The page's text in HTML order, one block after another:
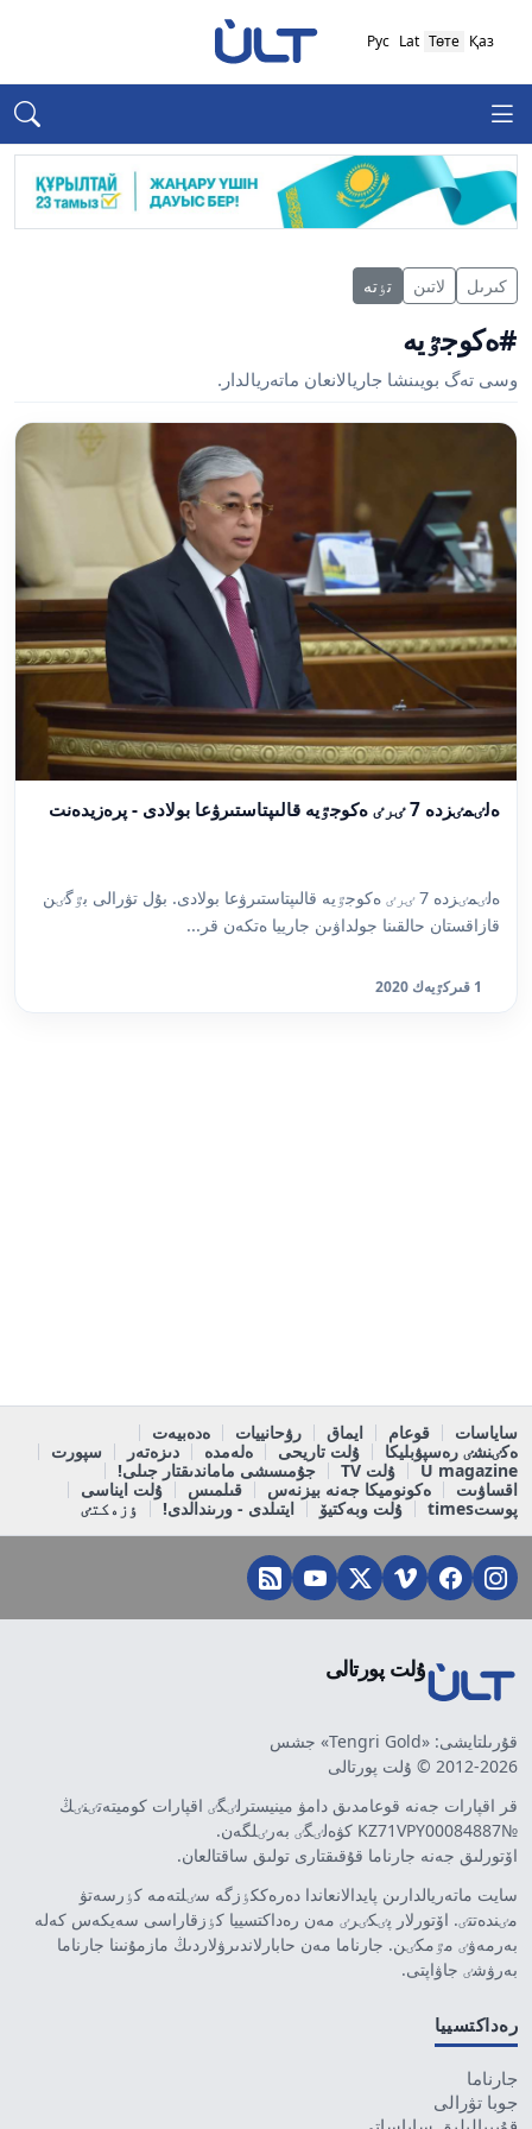
Қаз
Төте
Lat
Рус
كىرىل لاتىن تٶتە
#ەكوجٷيە
وسى تەگ بويىنشا جاريالانعان ماتەريالدار.
ەلٸمٸزدە 7 ٸرٸ ەكوجٷيە قالىپتاستىرۋعا بولادى - پرەزيدەنت
ەلٸمٸزدە 7 ٸرٸ ەكوجٷيە قالىپتاستىرۋعا بولادى. بۇل تۋرالى بٷگٸن
قازاقستان حالقىنا جولداۋىن جارييا ەتكەن قر...
1 قىركٷيەك 2020
ساياسات قوعام ايماق رۋحانييات
ەدەبيەت
ەكٸنشٸ رەسپۋبليكا
ۇلت تاريحى ەلەمدە دىزەتەر
سپورت
U magazine
ۇلت TV
جۇمىسشى ماماندىقتار جىلى!
اقساۋىت
ەكونوميكا جەنە بيزنەس قىلمىس
ۇلت ايناسى
پوستtimes
ۇلت وبەكتيۆ ايتىلدى - ورىندالدى! ٶزەكتٸ
ۇلت پورتالى
قۇرىلتايشى: «Tengri Gold» جشس
2012-2026 © ۇلت پورتالى
قر اقپارات جەنە قوعامدىق دامۋ مينيسترلٸگٸ اقپارات كوميتەتٸنٸڭ
№KZ71VPY00084887 كۋەلٸگٸ بەرٸلگەن.
اۆتورلىق جەنە جارناما قۇقىقتارى تولىق ساقتالعان.
سايت ماتەريالدارىن پايدالانعاندا دەرەككٶزگە سٸلتەمە كٶرسەتۋ
مٸندەتتٸ. اۆتورلار پٸكٸرٸ مەن رەداكتسييا كٶزقاراسى سەيكەس كەلە
بەرمەۋٸ مٷمكٸن. جارناما مەن حابارلاندىرۋلاردىڭ مازمۇنىنا جارناما
بەرۋشٸ جاۋاپتى.
رەداكتسييا
جارناما
جوبا تۋرالى